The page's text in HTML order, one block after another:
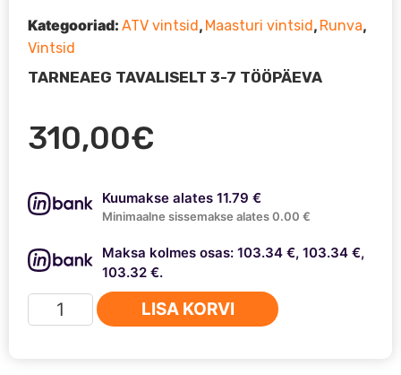
310,00€
Kuumakse alates 11.79 €
Minimaalne sissemakse alates 0.00 €
Maksa kolmes osas: 103.34 €, 103.34 €,
103.32 €.
Runva
EWX4500
LISA KORVI
Kategooriad:ATV vintsid, Maasturi vintsid, Runva,
Vintsid
TARNEAEG TAVALISELT 3-7 TÖÖPÄEVA